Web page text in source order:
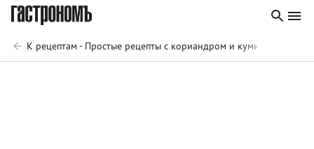
К рецептам - Простые рецепты с кориандром и кумином (зирой)